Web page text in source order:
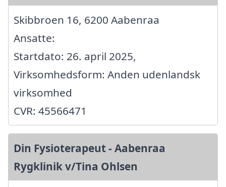
Skibbroen 16, 6200 Aabenraa
Ansatte:
Startdato: 26. april 2025,
Virksomhedsform: Anden udenlandsk
virksomhed
CVR: 45566471
Din Fysioterapeut - Aabenraa
Rygklinik v/Tina Ohlsen